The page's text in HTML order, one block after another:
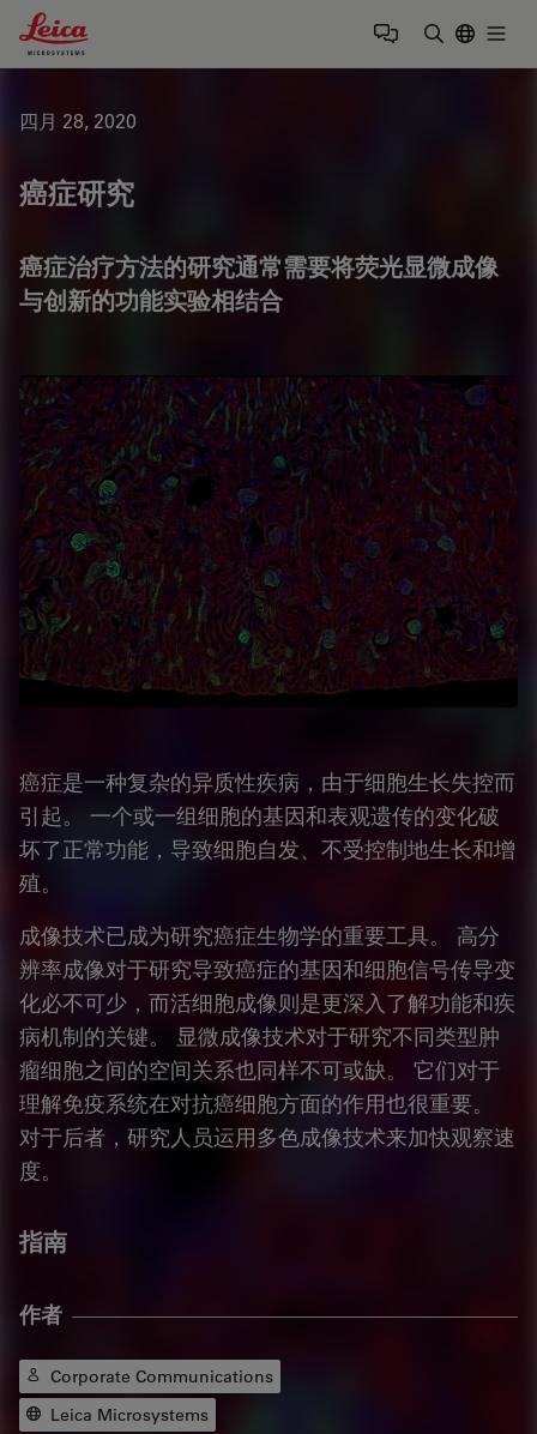
Leica Microsystems Logo
四月 28, 2020
癌症研究
癌症治疗方法的研究通常需要将荧光显微成像
与创新的功能实验相结合
癌症是一种复杂的异质性疾病，由于细胞生长失控而
引起。 一个或一组细胞的基因和表观遗传的变化破
坏了正常功能，导致细胞自发、不受控制地生长和增
殖。
成像技术已成为研究癌症生物学的重要工具。 高分
辨率成像对于研究导致癌症的基因和细胞信号传导变
化必不可少，而活细胞成像则是更深入了解功能和疾
病机制的关键。 显微成像技术对于研究不同类型肿
瘤细胞之间的空间关系也同样不可或缺。 它们对于
理解免疫系统在对抗癌细胞方面的作用也很重要。
对于后者，研究人员运用多色成像技术来加快观察速
度。
指南
作者
Corporate Communications
Leica Microsystems